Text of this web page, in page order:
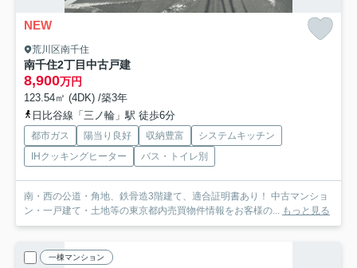
NEW
荒川区南千住
南千住2丁目中古戸建
8,900万円
123.54㎡ (4DK) /築3年
日比谷線「三ノ輪」駅 徒歩6分
都市ガス 陽当り良好 収納豊富
システムキッチン
IHクッキングヒーター
バス・トイレ別
南・西の公道・角地、鉄骨造3階建て、適合証明書あり！ 中古マンショ
ン・一戸建て・土地等の東京都内売買物件情報をお客様の... もっと見る
一棟マンション